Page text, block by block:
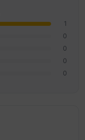
1
0
0
0
0